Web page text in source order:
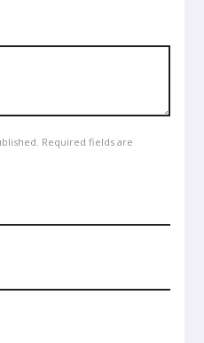
Required fields are